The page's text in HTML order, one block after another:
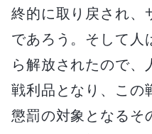
終的に取り戻され、
であろう。そして人
ら解放されたので、
戦利品となり、この
懲罰の対象となるそ